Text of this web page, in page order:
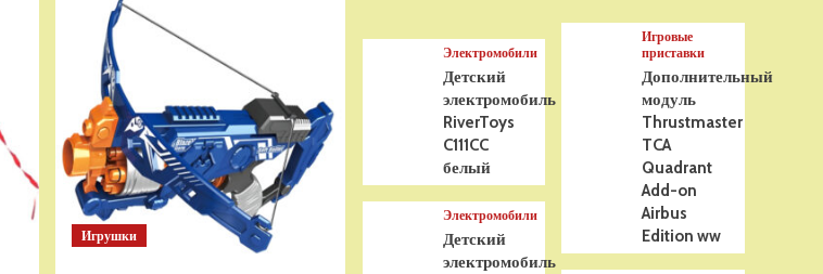
Игрушки
Электромобили
Детский
электромобиль
RiverToys
C111CC
белый
Электромобили
Детский
электромобиль
Игровые
приставки
Дополнительный
модуль
Thrustmaster
TCA
Quadrant
Add-on
Airbus
Edition ww